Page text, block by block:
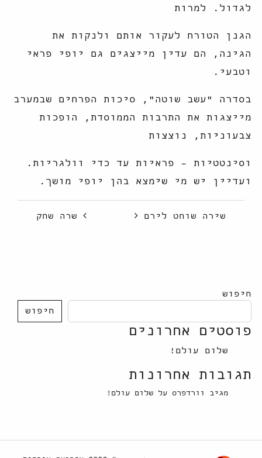
לגדול. למרות
הגנן הטורח לעקור אותם ולנקות את
הגינה, הם עדין מייצגים גם יופי פראי
וטבעי.
בסדרה "עשב שוטה", סיכות הפרחים שבמערב
מייצגות את התרבות הממוסדת, הופכות
צבעוניות, נוצצות
וסינטטיות – פראיות עד כדי וולגריות.
ועדיין יש מי שימצא בהן יופי מושך.
שירה שוחט לירם שרה שחק
חיפוש
חיפוש
פוסטים אחרונים
שלום עולם!
תגובות אחרונות
מגיב וורדפרס עלשלום עולם!